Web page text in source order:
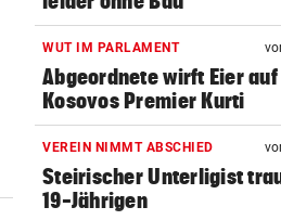
WUT IM PARLAMENT
Abgeordnete wirft Eier auf
Kosovos Premier Kurti
VEREIN NIMMT ABSCHIED
Steirischer Unterligist
19-Jährigen